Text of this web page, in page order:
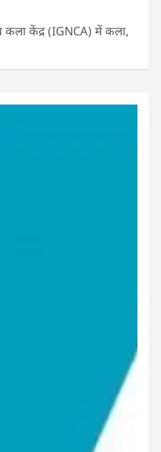
कला केंद्र (IGNCA) में कला,